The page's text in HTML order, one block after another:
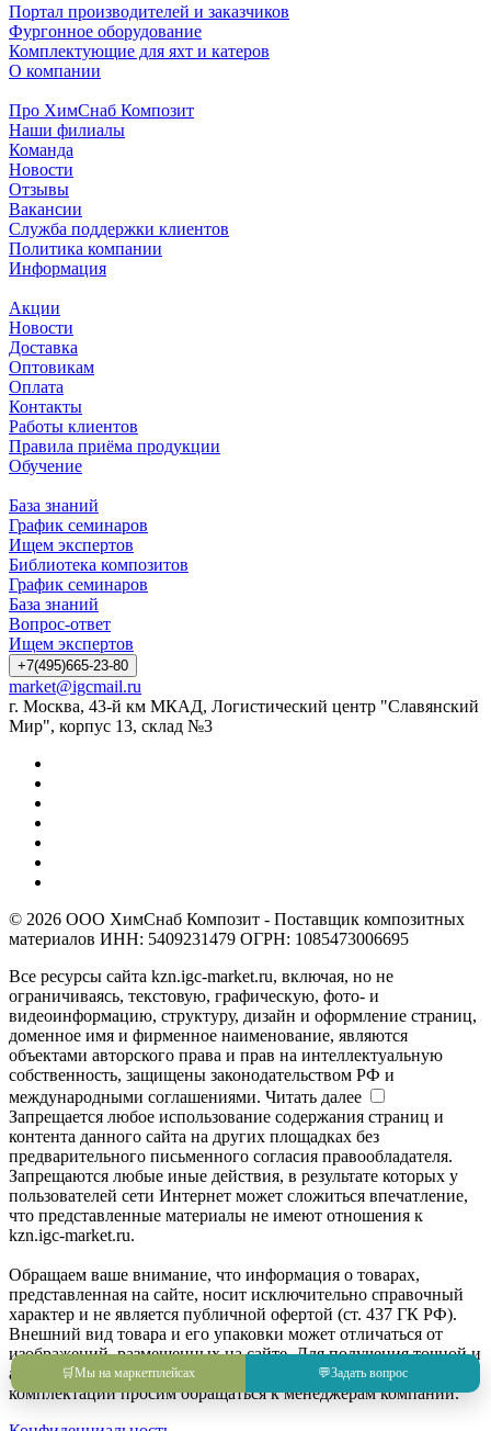
🛒Мы на маркетплейсах 💬Задать вопрос
Портал производителей и заказчиков
Фургонное оборудование
Комплектующие для яхт и катеров
О компании
Про ХимСнаб Композит
Наши филиалы
Команда
Новости
Отзывы
Вакансии
Служба поддержки клиентов
Политика компании
Информация
Акции
Новости
Доставка
Оптовикам
Оплата
Контакты
Работы клиентов
Правила приёма продукции
Обучение
База знаний
График семинаров
Ищем экспертов
Библиотека композитов
График семинаров
База знаний
Вопрос-ответ
Ищем экспертов
+7(495)665-23-80
market@igcmail.ru
г. Москва, 43-й км МКАД, Логистический центр "Славянский
Мир", корпус 13, склад №3
© 2026 ООО ХимСнаб Композит - Поставщик композитных
материалов ИНН: 5409231479 ОГРН: 1085473006695
Все ресурсы сайта kzn.igc-market.ru, включая, но не
ограничиваясь, текстовую, графическую, фото- и
видеоинформацию, структуру, дизайн и оформление страниц,
доменное имя и фирменное наименование, являются
объектами авторского права и прав на интеллектуальную
собственность, защищены законодательством РФ и
международными соглашениями. Читать далее
Запрещается любое использование содержания страниц и
контента данного сайта на других площадках без
предварительного письменного согласия правообладателя.
Запрещаются любые иные действия, в результате которых у
пользователей сети Интернет может сложиться впечатление,
что представленные материалы не имеют отношения к
kzn.igc-market.ru.
Обращаем ваше внимание, что информация о товарах,
представленная на сайте, носит исключительно справочный
характер и не является публичной офертой (ст. 437 ГК РФ).
Внешний вид товара и его упаковки может отличаться от
изображений, размещенных на сайте. Для получения точной и
актуальной информации о товаре, его характеристиках и
комплектации просим обращаться к менеджерам компании.